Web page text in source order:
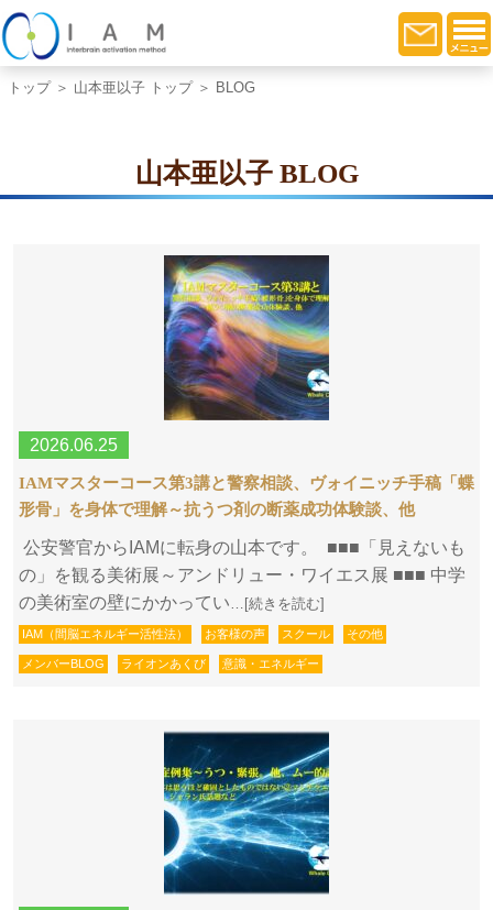
トップ＞ 山本亜以子 トップ＞ BLOG
山本亜以子 BLOG
2026.06.25
IAMマスターコース第3講と警察相談、ヴォイニッチ手稿「蝶
形骨」を身体で理解～抗うつ剤の断薬成功体験談、他
公安警官からIAMに転身の山本です。 ■■■「見えないも
の」を観る美術展～アンドリュー・ワイエス展 ■■■ 中学
の美術室の壁にかかってい…[続きを読む]
IAM（間脳エネルギー活性法） お客様の声 スクール その他
メンバーBLOG ライオンあくび 意識・エネルギー